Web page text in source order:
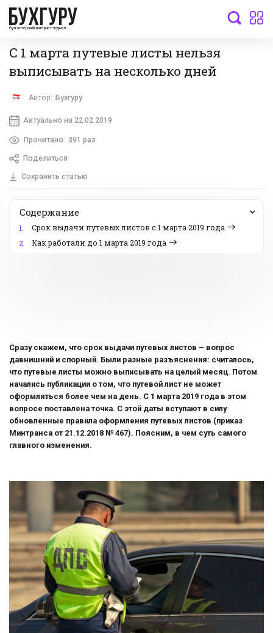
бухгалтерский интернет-журнал
С 1 марта путевые листы нельзя
выписывать на несколько дней
Автор: Бухгуру
Актуально на 22.02.2019
Прочитано: 391 раз
Поделиться
Сохранить статью
Содержание
1.
Срок выдачи путевых листов с 1 марта 2019 года
2.
Как работали до 1 марта 2019 года
Сразу скажем, что срок выдачи путевых листов – вопрос
давнишний и спорный. Были разные разъяснения: считалось,
что путевые листы можно выписывать на целый месяц. Потом
начались публикации о том, что путевой лист не может
оформляться более чем на день. С 1 марта 2019 года в этом
вопросе поставлена точка. С этой даты вступают в силу
обновленные правила оформления путевых листов (приказ
Минтранса от 21.12.2018 № 467). Поясним, в чем суть самого
главного изменения.